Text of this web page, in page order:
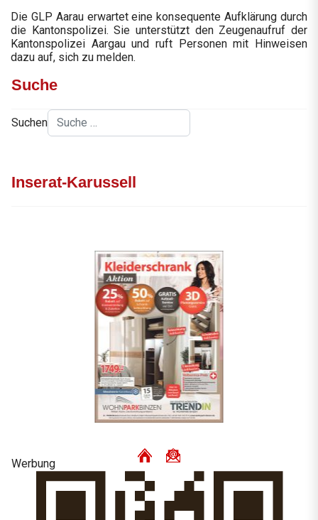
Die GLP Aarau erwartet eine konsequente Aufklärung durch
die Kantonspolizei. Sie unterstützt den Zeugenaufruf der
Kantonspolizei Aargau und ruft Personen mit Hinweisen
dazu auf, sich zu melden.
Suche
Suchen
Inserat-Karussell
Werbung